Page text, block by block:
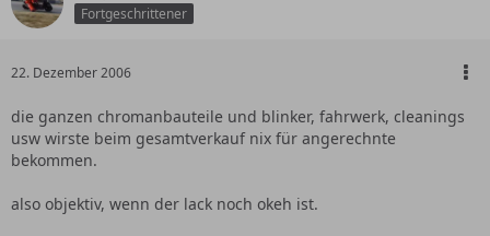
Fortgeschrittener
22. Dezember 2006
die ganzen chromanbauteile und blinker, fahrwerk, cleanings
usw wirste beim gesamtverkauf nix für angerechnte
bekommen.
also objektiv, wenn der lack noch okeh ist.